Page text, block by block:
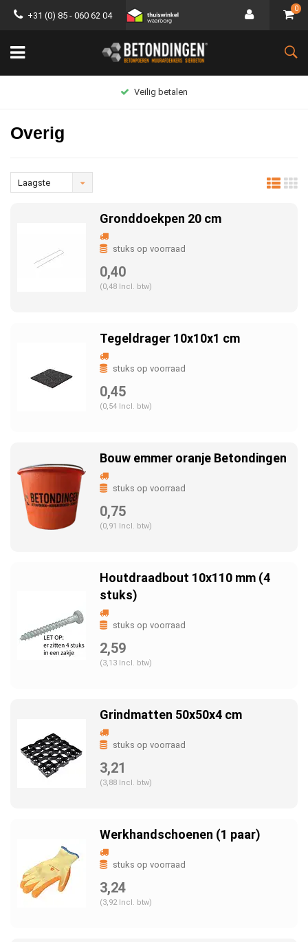
+31 (0) 85 - 060 62 04
0
Groot assortiment
Overig
Laagste
Gronddoekpen 20 cm
stuks op voorraad
0,40
(0,48 Incl. btw)
Tegeldrager 10x10x1 cm
stuks op voorraad
0,45
(0,54 Incl. btw)
Bouw emmer oranje Betondingen
stuks op voorraad
0,75
(0,91 Incl. btw)
Houtdraadbout 10x110 mm (4
stuks)
stuks op voorraad
2,59
(3,13 Incl. btw)
Grindmatten 50x50x4 cm
stuks op voorraad
3,21
(3,88 Incl. btw)
Werkhandschoenen (1 paar)
stuks op voorraad
3,24
(3,92 Incl. btw)